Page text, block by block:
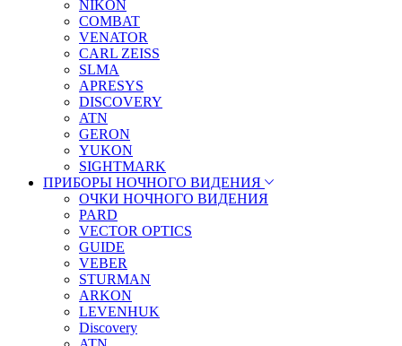
NIKON
COMBAT
VENATOR
CARL ZEISS
SLMA
APRESYS
DISCOVERY
ATN
GERON
YUKON
SIGHTMARK
ПРИБОРЫ НОЧНОГО ВИДЕНИЯ
ОЧКИ НОЧНОГО ВИДЕНИЯ
PARD
VECTOR OPTICS
GUIDE
VEBER
STURMAN
ARKON
LEVENHUK
Discovery